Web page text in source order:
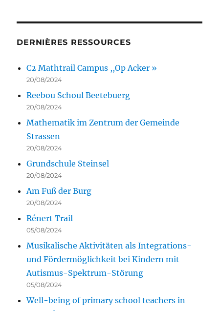
DERNIÈRES RESSOURCES
C2 Mathtrail Campus ,,Op Acker »
20/08/2024
Reebou Schoul Beetebuerg
20/08/2024
Mathematik im Zentrum der Gemeinde
Strassen
20/08/2024
Grundschule Steinsel
20/08/2024
Am Fuß der Burg
20/08/2024
Rénert Trail
05/08/2024
Musikalische Aktivitäten als Integrations-
und Fördermöglichkeit bei Kindern mit
Autismus-Spektrum-Störung
05/08/2024
Well-being of primary school teachers in